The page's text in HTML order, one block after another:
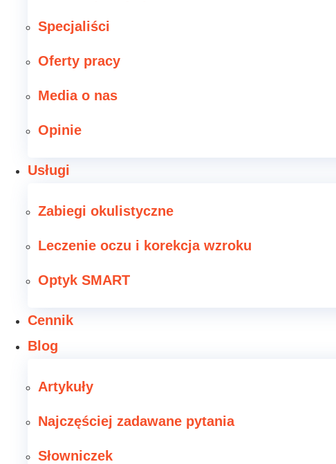
Specjaliści
Oferty pracy
Media o nas
Opinie
Usługi
Zabiegi okulistyczne
Leczenie oczu i korekcja wzroku
Optyk SMART
Cennik
Blog
Artykuły
Najczęściej zadawane pytania
Słowniczek